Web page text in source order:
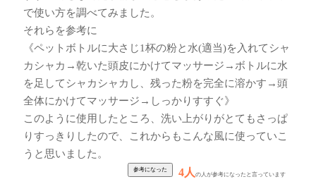
で使い方を調べてみました。
それらを参考に
《ペットボトルに大さじ1杯の粉と水(適当)を入れてシャ
カシャカ→乾いた頭皮にかけてマッサージ→ボトルに水
を足してシャカシャカし、残った粉を完全に溶かす→頭
全体にかけてマッサージ→しっかりすすぐ》
このように使用したところ、洗い上がりがとてもさっぱ
りすっきりしたので、これからもこんな風に使っていこ
うと思いました。
4人の人が参考になったと言っています